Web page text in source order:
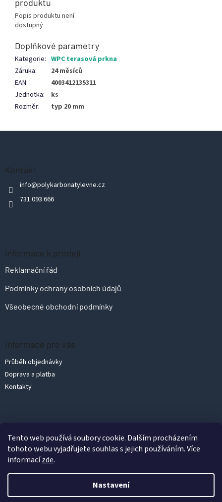
Tento web používá soubory cookie. Dalším procházením
tohoto webu vyjadřujete souhlas s jejich používáním. Více
informacízde.
Nastavení
produktu
Popis produktu není
dostupný
Doplňkové parametry
Kategorie: WPC terasová prkna
Záruka:
24 měsíců
EAN:
4003412135311
Jednotka:
ks
Rozměr: typ 20 mm
Kontakt
info@polykarbonatylevne.cz
731 093 666
Informace k prodeji
Reklamační řád
Podmínky ochrany osobních údajů
Všeobecné obchodní podmínky
Informace pro vás
Průběh objednávky
Doprava a platba
Kontakty
Copyright 2026
Podle zákona o evidenci tržeb je prodávající povinen vystavit
kupujícímu účtenku. Zároveň je povinen zaevidovat přijatou tržbu